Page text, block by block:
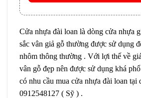
Cửa nhựa đài loan là dòng cửa nhựa
sắc vân giả gỗ thường được sử dụng
nhôm thông thường . Với lợi thế về
vân gỗ đẹp nên được sử dụng khá
có nhu cầu mua cửa nhựa đài loan tại
0912548127 ( Sỹ ) .